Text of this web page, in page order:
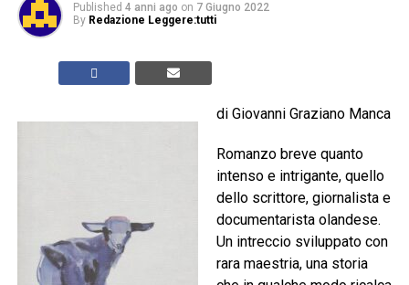
Published 4 anni ago on 7 Giugno 2022
By Redazione Leggere:tutti
di Giovanni Graziano Manca
Romanzo breve quanto
intenso e intrigante, quello
dello scrittore, giornalista e
documentarista olandese.
Un intreccio sviluppato con
rara maestria, una storia